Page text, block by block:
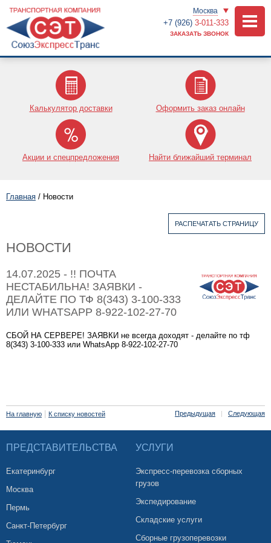
Москва
+7 (926) 3-011-333
ЗАКАЗАТЬ ЗВОНОК
Калькулятор доставки Оформить заказ онлайн
Акции и спецпредложения Найти ближайший терминал
Главная / Новости
РАСПЕЧАТАТЬ СТРАНИЦУ
НОВОСТИ
14.07.2025 - !! ПОЧТА
НЕСТАБИЛЬНА! ЗАЯВКИ -
ДЕЛАЙТЕ ПО ТФ 8(343) 3-100-333
ИЛИ WHATSAPP 8-922-102-27-70
СБОЙ НА СЕРВЕРЕ! ЗАЯВКИ не всегда доходят - делайте по тф
8(343) 3-100-333 или WhatsApp 8-922-102-27-70
На главную К списку новостей Предыдущая | Следующая
ПРЕДСТАВИТЕЛЬСТВА
Екатеринбург
Москва
Пермь
Санкт-Петербург
УСЛУГИ
Экспресс-перевозка сборных
грузов
Экспедирование
Складские услуги
Сборные грузоперевозки